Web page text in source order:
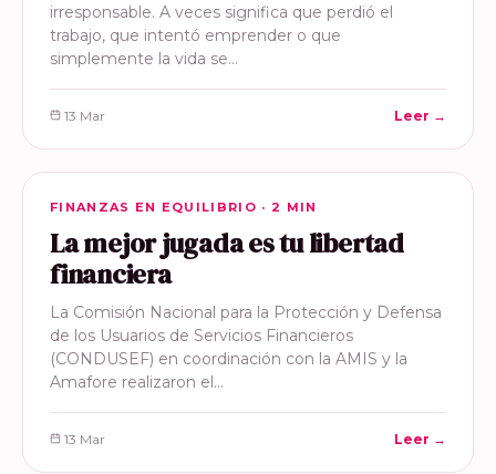
irresponsable. A veces significa que perdió el
trabajo, que intentó emprender o que
simplemente la vida se…
13 Mar Leer →
FINANZAS EN EQUILIBRIO
FINANZAS EN EQUILIBRIO · 2 MIN
La mejor jugada es tu libertad
financiera
La Comisión Nacional para la Protección y Defensa
de los Usuarios de Servicios Financieros
(CONDUSEF) en coordinación con la AMIS y la
Amafore realizaron el…
13 Mar Leer →